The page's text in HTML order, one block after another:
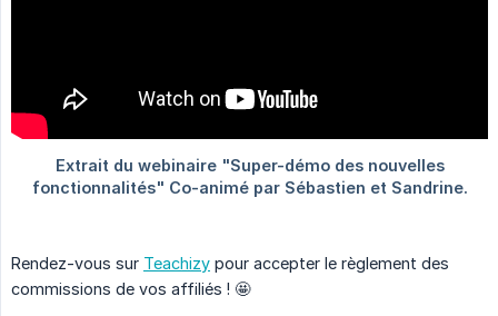
Rendez-vous sur Teachizy pour accepter le règlement des
commissions de vos affiliés ! 🤩